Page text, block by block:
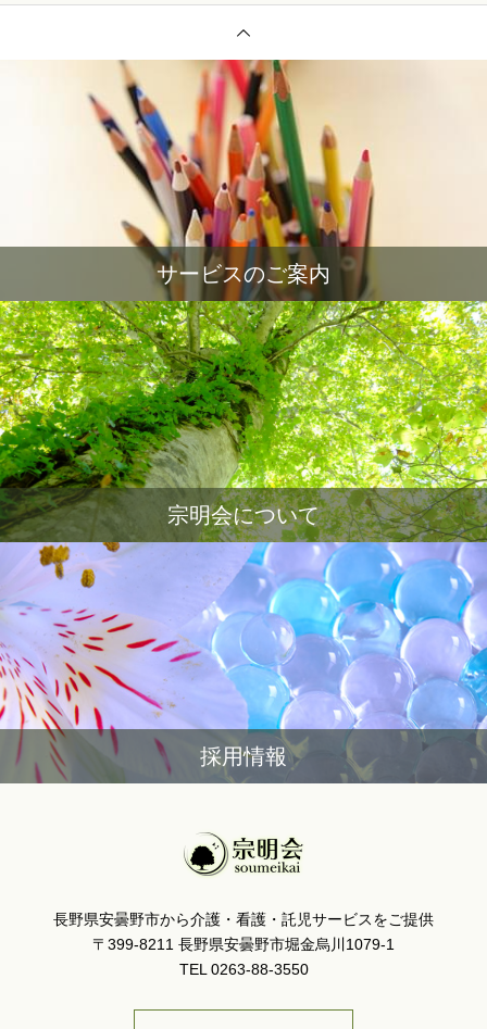
サービスのご案内
宗明会について
採用情報
長野県安曇野市から介護・看護・託児サービスをご提供
〒399-8211 長野県安曇野市堀金烏川1079-1
TEL 0263-88-3550